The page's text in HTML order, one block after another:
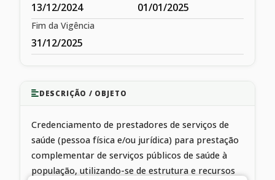
13/12/2024 01/01/2025
Fim da Vigência
31/12/2025
DESCRIÇÃO / OBJETO
Credenciamento de prestadores de serviços de
saúde (pessoa física e/ou jurídica) para prestação
complementar de serviços públicos de saúde à
população, utilizando-se de estrutura e recursos